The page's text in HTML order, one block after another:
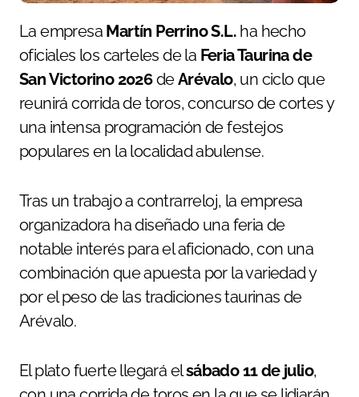
La empresa Martín Perrino S.L. ha hecho
oficiales los carteles de la Feria Taurina de
San Victorino 2026deArévalo, un ciclo que
reunirá corrida de toros, concurso de cortes y
una intensa programación de festejos
populares en la localidad abulense.
Tras un trabajo a contrarreloj, la empresa
organizadora ha diseñado una feria de
notable interés para el aficionado, con una
combinación que apuesta por la variedad y
por el peso de las tradiciones taurinas de
Arévalo.
El plato fuerte llegará elsábado 11 de julio,